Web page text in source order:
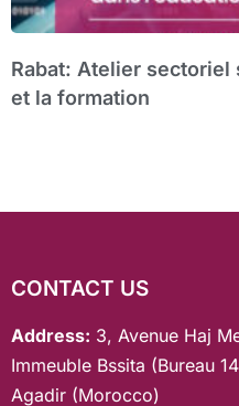
Rabat: Atelier sectoriel
et la formation
CONTACT US
Address: 3, Avenue Haj
Immeuble Bssita (Bureau
Agadir (Morocco)